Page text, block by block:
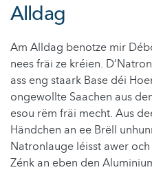
Alldag
Am Alldag benotze mir
nees fräi ze kréien.
ass eng staark Base déi
ongewollte Saachen aus
esou rëm fräi mecht. Aus
Händchen an ee Brëll
Natronlauge léisst awer
Zénk an eben den